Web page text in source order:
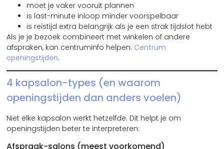
moet je vaker vooruit plannen
is last-minute inloop minder voorspelbaar
is reistijd extra belangrijk als je een strak tijdslot hebt
Als je je bezoek combineert met winkelen of andere
afspraken, kan centruminfo helpen: Centrum
openingstijden.
4 kapsalon-types (en waarom
openingstijden dan anders voelen)
Niet elke kapsalon werkt hetzelfde. Dit helpt je om
openingstijden beter te interpreteren:
Afspraak-salons (meest voorkomend)